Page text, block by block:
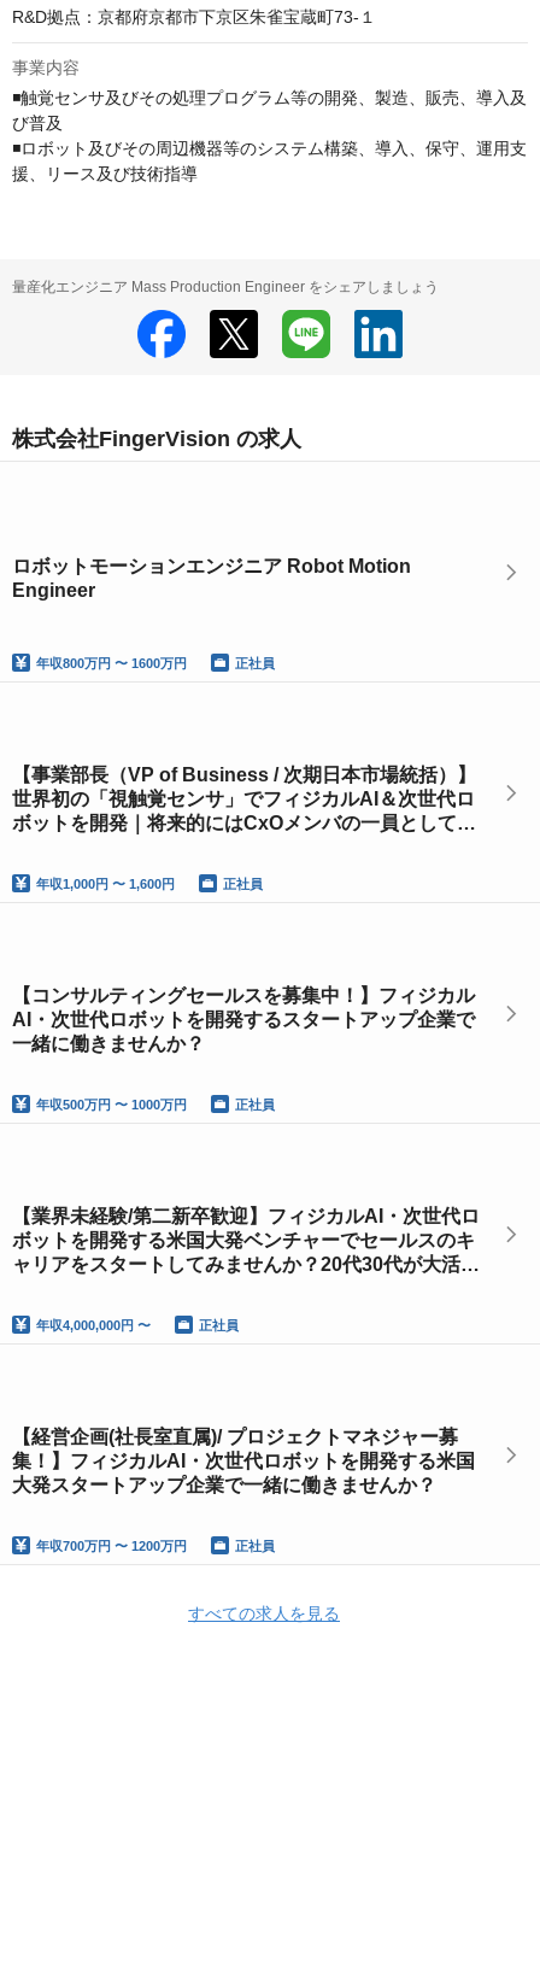
R&D拠点：京都府京都市下京区朱雀宝蔵町73-１
事業内容
◾️触覚センサ及びその処理プログラム等の開発、製造、販売、導入及
び普及
◾️ロボット及びその周辺機器等のシステム構築、導入、保守、運用支
援、リース及び技術指導
量産化エンジニア Mass Production Engineer をシェアしましょう
株式会社FingerVision の求人
ロボットモーションエンジニア Robot Motion
Engineer
年収800万円 〜 1600万円 正社員
【事業部長（VP of Business / 次期日本市場統括）】
世界初の「視触覚センサ」でフィジカルAI＆次世代ロ
ボットを開発｜将来的にはCxOメンバの一員として日
年収1,000円 〜 1,600円 正社員
【コンサルティングセールスを募集中！】フィジカル
AI・次世代ロボットを開発するスタートアップ企業で
一緒に働きませんか？
年収500万円 〜 1000万円 正社員
【業界未経験/第二新卒歓迎】フィジカルAI・次世代ロ
ボットを開発する米国大発ベンチャーでセールスのキ
ャリアをスタートしてみませんか？20代30代が大活
年収4,000,000円 〜 正社員
【経営企画(社長室直属)/ プロジェクトマネジャー募
集！】フィジカルAI・次世代ロボットを開発する米国
大発スタートアップ企業で一緒に働きませんか？
年収700万円 〜 1200万円 正社員
すべての求人を見る